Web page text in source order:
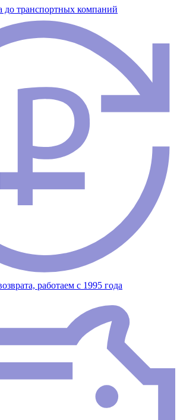
до транспортных компаний
работаем с 1995 года